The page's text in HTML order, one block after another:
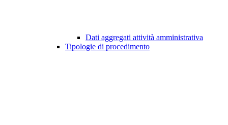
Dati aggregati attività amministrativa
Tipologie di procedimento